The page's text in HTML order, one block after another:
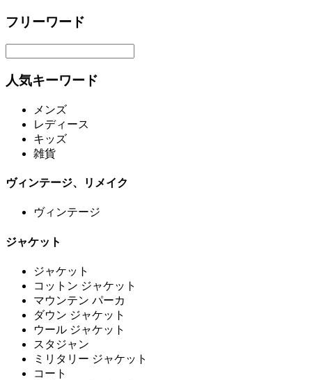
フリーワード
人気キーワード
メンズ
レディース
キッズ
雑貨
ヴィンテージ、リメイク
ヴィンテージ
ジャケット
ジャケット
コットン ジャケット
マウンテン パーカ
ダウン ジャケット
ウール ジャケット
スタジャン
ミリタリー ジャケット
コート